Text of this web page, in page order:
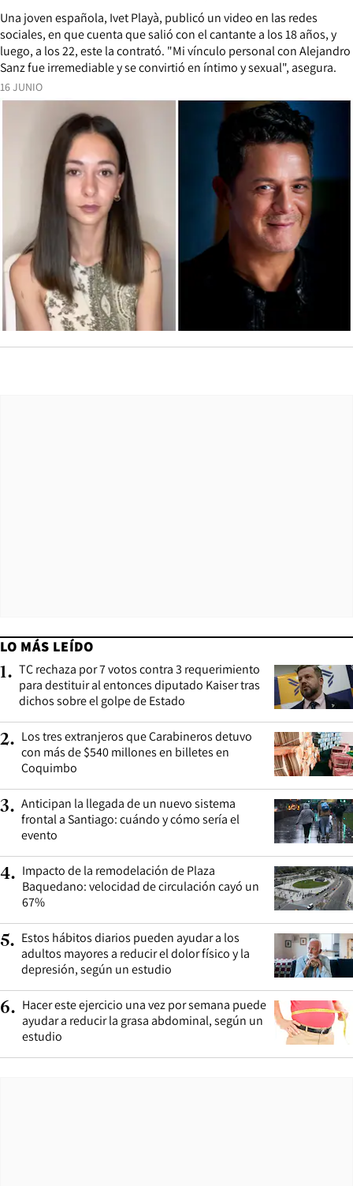
16 JUNIO
Una joven española, Ivet Playà, publicó un video en las redes
sociales, en que cuenta que salió con el cantante a los 18 años, y
luego, a los 22, este la contrató. "Mi vínculo personal con Alejandro
Sanz fue irremediable y se convirtió en íntimo y sexual", asegura.
LO MÁS LEÍDO
1. TC rechaza por 7 votos contra 3 requerimiento
para destituir al entonces diputado Kaiser tras
dichos sobre el golpe de Estado
2. Los tres extranjeros que Carabineros detuvo
con más de $540 millones en billetes en
Coquimbo
3. Anticipan la llegada de un nuevo sistema
frontal a Santiago: cuándo y cómo sería el
evento
4. Impacto de la remodelación de Plaza
Baquedano: velocidad de circulación cayó un
67%
5. Estos hábitos diarios pueden ayudar a los
adultos mayores a reducir el dolor físico y la
depresión, según un estudio
6. Hacer este ejercicio una vez por semana puede
ayudar a reducir la grasa abdominal, según un
estudio